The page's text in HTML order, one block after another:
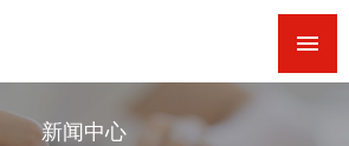
新闻中心
新闻中心